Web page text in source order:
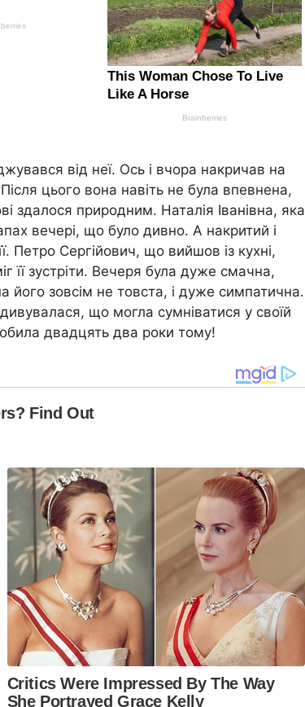
від неї. Ось і вчора накричав на
цього вона навіть не була впевнена,
здалося природним. Наталія Іванівна, яка
вечері, що було дивно. А накритий і
Петро Сергійович, що вийшов із кухні,
її зустріти. Вечеря була дуже смачна,
зовсім не товста, і дуже симпатична.
що могла сумніватися у своїй
двадцять два роки тому!